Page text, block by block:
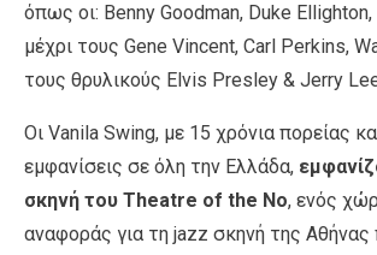
όπως οι: Benny Goodman, Duke
μέχρι τους Gene Vincent, Carl Perkins,
τους θρυλικούς Elvis Presley & Jerry
Οι Vanila Swing, με 15 χρόνια πορείας
εμφανίσεις σε όλη την Ελλάδα,
σκηνή του Theatre of the No, ενός
αναφοράς για τη jazz σκηνή της Αθήνας